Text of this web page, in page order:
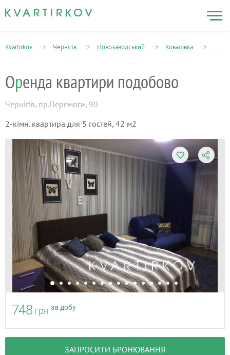
Kvartirkov Чернігів Новозаводський Ковалівка 2-
Оренда квартири подобово
Чернігів, пр.Перемоги, 90
2-кімн. квартира для 5 гостей, 42 м2
748 грн за добу
ЗАПРОСИТИ БРОНЮВАННЯ